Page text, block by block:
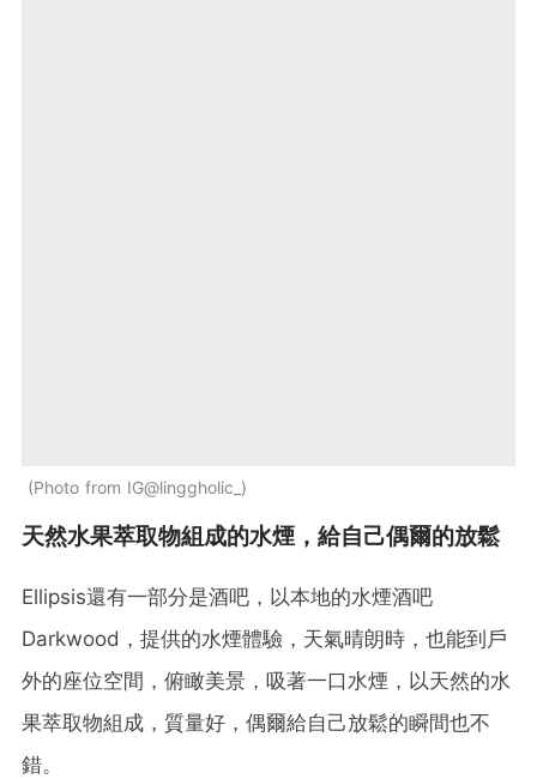
Photo from IG@linggholic_
天然水果萃取物組成的水煙，給自己偶爾的放鬆
Ellipsis還有一部分是酒吧，以本地的水煙酒吧
Darkwood，提供的水煙體驗，天氣晴朗時，也能到戶
外的座位空間，俯瞰美景，吸著一口水煙，以天然的水
果萃取物組成，質量好，偶爾給自己放鬆的瞬間也不
錯。